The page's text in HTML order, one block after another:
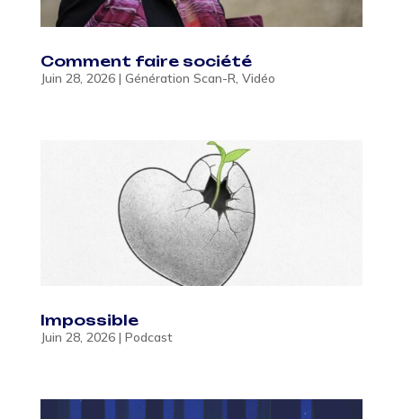
Comment faire société
Juin 28, 2026| Génération Scan-R Vidéo
Impossible
Juin 28, 2026| Podcast